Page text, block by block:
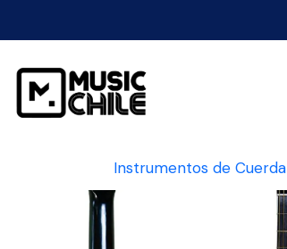
Instrumentos de Cuerda